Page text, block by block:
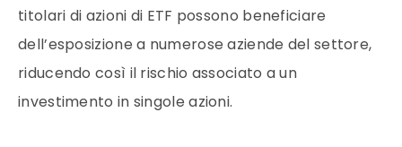
titolari di azioni di ETF possono beneficiare
dell’esposizione a numerose aziende del settore,
riducendo così il rischio associato a un
investimento in singole azioni.